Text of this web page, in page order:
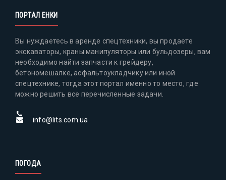
ПОРТАЛ ЕНКИ
Вы нуждаетесь в аренде спецтехники, вы продаете
экскаваторы, краны манипуляторы или бульдозеры, вам
необходимо найти запчасти к грейдеру,
бетономешалке, асфальтоукладчику или иной
спецтехнике, тогда этот портал именно то место, где
можно решить все перечисленные задачи.
info@lits.com.ua
ПОГОДА